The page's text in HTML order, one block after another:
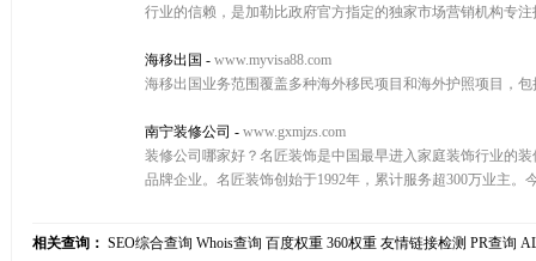
行业的信赖，是加勒比政府官方指定的独家市场营销机构专
海移出国 - www.myvisa88.com
海移出国业务范围覆盖多种海外移民项目和海外护照项目，
南宁装修公司 - www.gxmjzs.com
装修公司哪家好？名匠装饰是中国最早进入家庭装饰行业的
品牌企业。名匠装饰创始于1992年，累计服务超300万业主
相关查询： SEO综合查询 Whois查询 百度权重 360权重 友情链接检测 PR查询